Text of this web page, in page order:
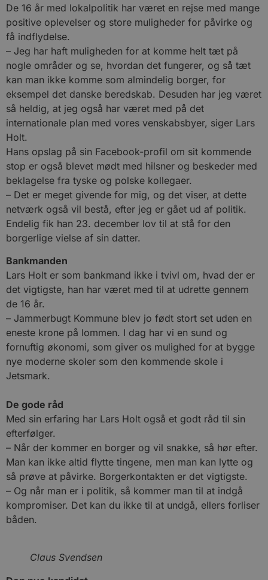
De 16 år med lokalpolitik har været en rejse med mange
positive oplevelser og store muligheder for påvirke og
få indflydelse.
– Jeg har haft muligheden for at komme helt tæt på
nogle områder og se, hvordan det fungerer, og så tæt
kan man ikke komme som almindelig borger, for
eksempel det danske beredskab. Desuden har jeg været
så heldig, at jeg også har været med på det
internationale plan med vores venskabsbyer, siger Lars
Holt.
Hans opslag på sin Facebook-profil om sit kommende
stop er også blevet mødt med hilsner og beskeder med
beklagelse fra tyske og polske kollegaer.
– Det er meget givende for mig, og det viser, at dette
netværk også vil bestå, efter jeg er gået ud af politik.
Endelig fik han 23. december lov til at stå for den
borgerlige vielse af sin datter.
Bankmanden
Lars Holt er som bankmand ikke i tvivl om, hvad der er
det vigtigste, han har været med til at udrette gennem
de 16 år.
– Jammerbugt Kommune blev jo født stort set uden en
eneste krone på lommen. I dag har vi en sund og
fornuftig økonomi, som giver os mulighed for at bygge
nye moderne skoler som den kommende skole i
Jetsmark.
De gode råd
Med sin erfaring har Lars Holt også et godt råd til sin
efterfølger.
– Når der kommer en borger og vil snakke, så hør efter.
Man kan ikke altid flytte tingene, men man kan lytte og
så prøve at påvirke. Borgerkontakten er det vigtigste.
– Og når man er i politik, så kommer man til at indgå
kompromiser. Det kan du ikke til at undgå, ellers forliser
båden.
Claus Svendsen